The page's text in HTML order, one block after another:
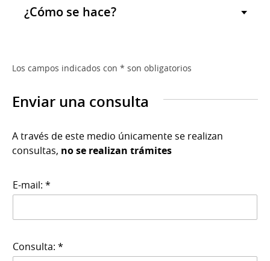
¿Cómo se hace?
Los campos indicados con * son obligatorios
Enviar una consulta
A través de este medio únicamente se realizan
consultas, no se realizan trámites
E-mail: *
Consulta: *